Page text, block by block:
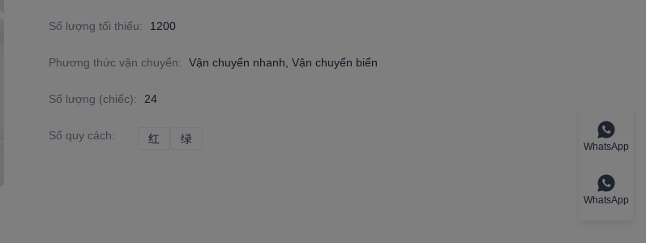
Số lượng tối thiểu: 1200
Phương thức vận chuyển: Vận chuyển nhanh, Vận chuyển biển
Số lượng (chiếc): 24
Số quy cách: 红 绿
WhatsApp
WhatsApp